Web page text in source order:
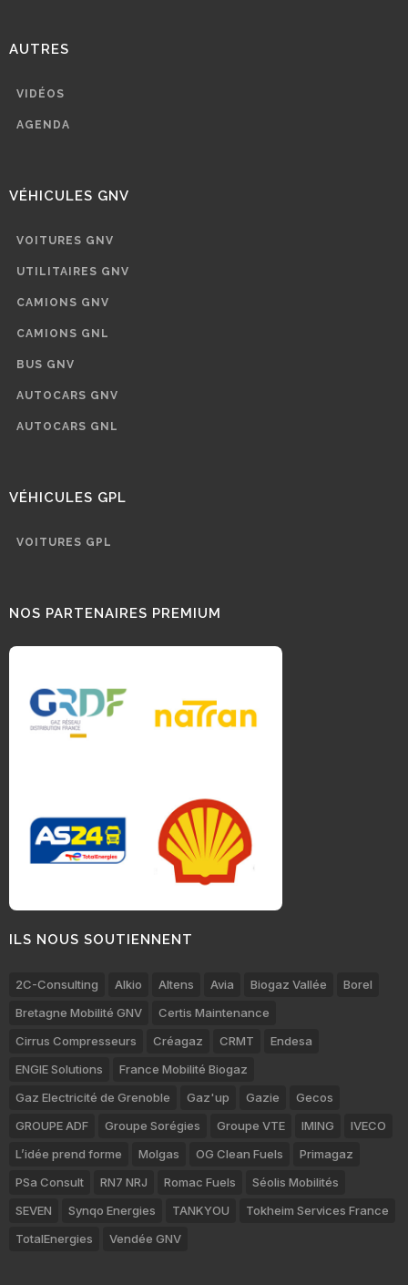
AUTRES
VIDÉOS
AGENDA
VÉHICULES GNV
VOITURES GNV
UTILITAIRES GNV
CAMIONS GNV
CAMIONS GNL
BUS GNV
AUTOCARS GNV
AUTOCARS GNL
VÉHICULES GPL
VOITURES GPL
NOS PARTENAIRES PREMIUM
ILS NOUS SOUTIENNENT
2C-Consulting Alkio Altens Avia Biogaz Vallée
Borel
Bretagne Mobilité GNV
Certis Maintenance
Cirrus Compresseurs
Créagaz CRMT
Endesa
ENGIE Solutions
France Mobilité Biogaz
Gaz Electricité de Grenoble
Gaz'up Gazie
Gecos
GROUPE ADF
Groupe Sorégies Groupe VTE IMING
IVECO
L’idée prend forme
Molgas OG Clean Fuels
Primagaz
PSa Consult
RN7 NRJ Romac Fuels
Séolis Mobilités
SEVEN
Synqo Energies TANKYOU
Tokheim Services France
TotalEnergies
Vendée GNV